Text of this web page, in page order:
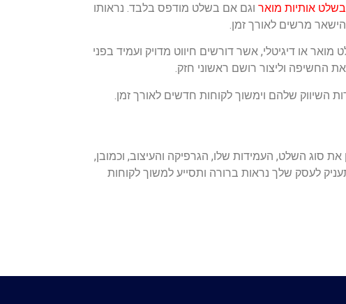
בשלט אותיות מואר וגם אם בשלט מודפס בלבד. נראותו
מרשים לאורך זמן.
או דיגיטלי, אשר דורשים חיווט מדויק ועמיד בפני
החשיפה וליצור רושם ראשוני חזק.
השיווק שלהם וימשוך לקוחות חדשים לאורך זמן.
השלט, העמידות שלו, הגרפיקה והעיצוב, וכמובן,
לעסק שלך נראות ברורה ותסייע למשוך לקוחות